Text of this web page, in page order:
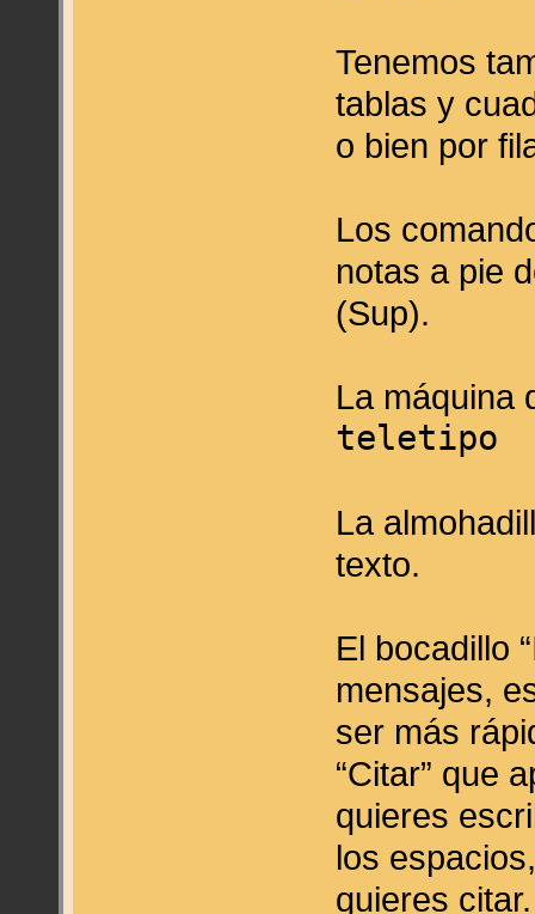
Tenemos
tablas y
o bien por
Los
notas a pie
(Sup).
La máquina
teletipo
La
texto.
El bocadillo
mensajes,
ser más
“Citar” que
quieres
los
quieres citar.